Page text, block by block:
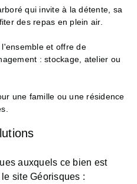
qui invite à la détente, sa
des repas en plein air.
et offre de
: stockage, atelier ou
une famille ou une résidence
auxquels ce bien est
site Géorisques :